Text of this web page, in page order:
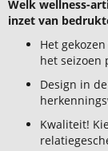
Welk wellness-
inzet van
Het
het seizoen
Design in
Kwaliteit!